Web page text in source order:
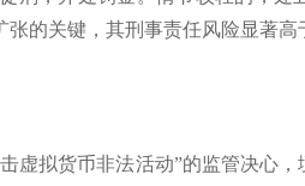
的关键，其刑事责任风险显著高
虚拟货币非法活动”的监管决心